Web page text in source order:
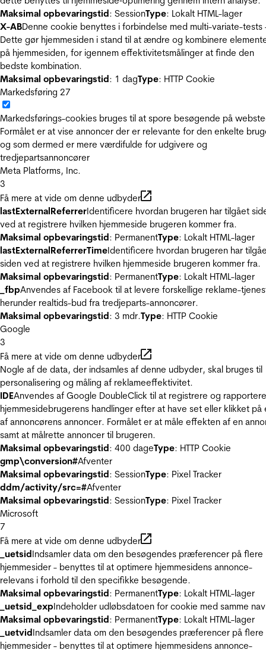
Maksimal opbevaringstid: SessionType: Lokalt HTML-lager
X-ABDenne cookie benyttes i forbindelse med multi-variate-tests
Dette gør hjemmesiden i stand til at ændre og kombinere
på hjemmesiden, for igennem effektivitetsmålinger at finde den
bedste kombination.
Maksimal opbevaringstid: 1 dagType: HTTP Cookie
Markedsføring 27
Markedsførings-cookies bruges til at spore besøgende på
Formålet er at vise annoncer der er relevante for den enkelte
og som dermed er mere værdifulde for udgivere og
tredjepartsannoncører
Meta Platforms, Inc.
3
Få mere at vide om denne udbyder
lastExternalReferrerIdentificere hvordan brugeren har tilgået
ved at registrere hvilken hjemmeside brugeren kommer fra.
Maksimal opbevaringstid: PermanentType: Lokalt HTML-lager
lastExternalReferrerTimeIdentificere hvordan brugeren har
siden ved at registrere hvilken hjemmeside brugeren kommer fra.
Maksimal opbevaringstid: PermanentType: Lokalt HTML-lager
_fbpAnvendes af Facebook til at levere forskellige reklame-
herunder realtids-bud fra tredjeparts-annoncører.
Maksimal opbevaringstid: 3 mdr.Type: HTTP Cookie
Google
3
Få mere at vide om denne udbyder
Nogle af de data, der indsamles af denne udbyder, skal bruges til
personalisering og måling af reklameeffektivitet.
IDEAnvendes af Google DoubleClick til at registrere og
hjemmesidebrugerens handlinger efter at have set eller klikket på
af annoncørens annoncer. Formålet er at måle effekten af en
samt at målrette annoncer til brugeren.
Maksimal opbevaringstid: 400 dageType: HTTP Cookie
gmp\conversion#Afventer
Maksimal opbevaringstid: SessionType: Pixel Tracker
ddm/activity/src=#Afventer
Maksimal opbevaringstid: SessionType: Pixel Tracker
Microsoft
7
Få mere at vide om denne udbyder
_uetsidIndsamler data om den besøgendes præferencer på flere
hjemmesider - benyttes til at optimere hjemmesidens annonce-
relevans i forhold til den specifikke besøgende.
Maksimal opbevaringstid: PermanentType: Lokalt HTML-lager
_uetsid_expIndeholder udløbsdatoen for cookie med samme
Maksimal opbevaringstid: PermanentType: Lokalt HTML-lager
_uetvidIndsamler data om den besøgendes præferencer på flere
hjemmesider - benyttes til at optimere hjemmesidens annonce-